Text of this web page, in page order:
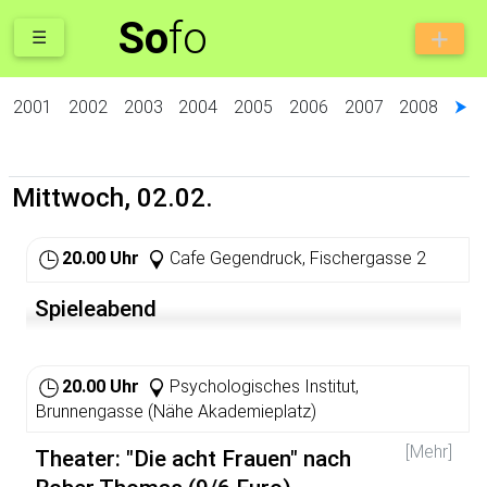
Sofo
☰
2001 2002 2003 2004 2005 2006 2007 2008 ⮞
Mittwoch, 02.02.
20.00 Uhr Cafe Gegendruck, Fischergasse 2
Spieleabend
20.00 Uhr
Psychologisches Institut,
Brunnengasse (Nähe Akademieplatz)
[Mehr]
Theater: "Die acht Frauen" nach